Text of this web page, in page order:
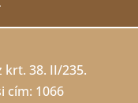
krt. 38. II/235.
cím: 1066